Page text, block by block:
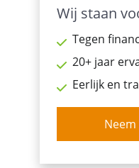
Wij staan
Tegen
20+ jaar
Eerlijk en